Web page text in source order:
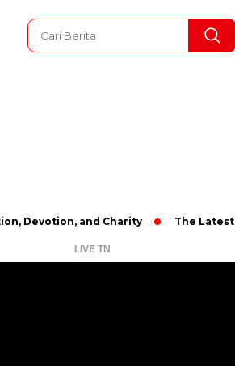
and Charity The Latest News
LIVE TN